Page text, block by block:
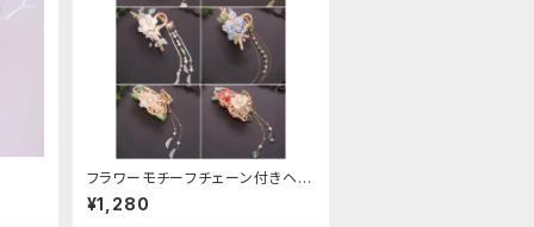
フラワーモチーフチェーン付きヘア
クリップ
¥1,280